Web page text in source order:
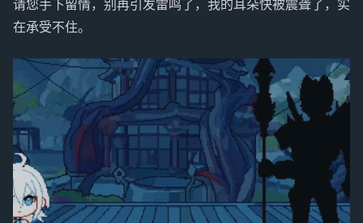
请您手下留情，别再引发雷鸣了，我的耳朵快被震聋了，实
在承受不住。